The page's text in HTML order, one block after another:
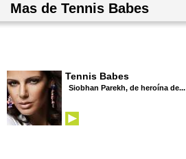
Mas de Tennis Babes
Tennis Babes
Siobhan Parekh, de heroína de...